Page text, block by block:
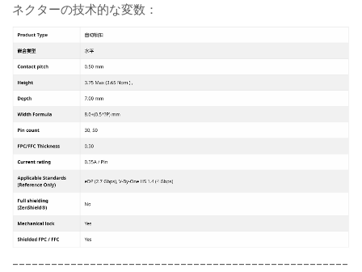
ネクターの技术的な変数：
----------------------------------------------------